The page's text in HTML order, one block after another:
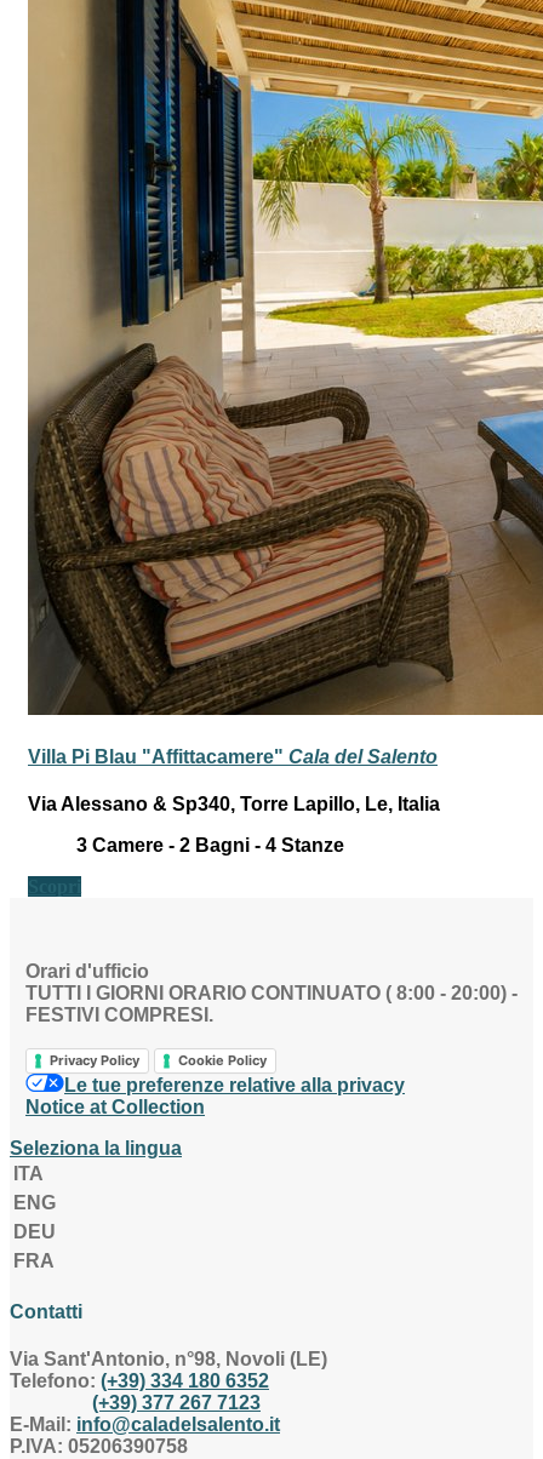
Villa Pi Blau "Affittacamere" Cala del Salento
Via Alessano & Sp340, Torre Lapillo, Le, Italia
3 Camere - 2 Bagni - 4 Stanze
Orari d'ufficio
TUTTI I GIORNI ORARIO CONTINUATO ( 8:00 - 20:00) -
FESTIVI COMPRESI.
Privacy Policy Cookie Policy
Le tue preferenze relative alla privacy
Notice at Collection
Seleziona la lingua
ITA
ENG
DEU
FRA
Contatti
Via Sant'Antonio, n°98, Novoli (LE)
Telefono: (+39) 334 180 6352
(+39) 377 267 7123
E-Mail: info@caladelsalento.it
P.IVA: 05206390758